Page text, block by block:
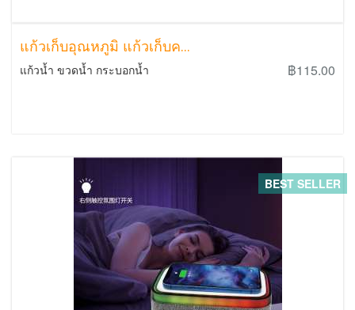
แก้วเก็บอุณหภูมิ แก้วเก็บค...
แก้วน้ำ ขวดน้ำ กระบอกน้ำ ฿115.00
BEST SELLER